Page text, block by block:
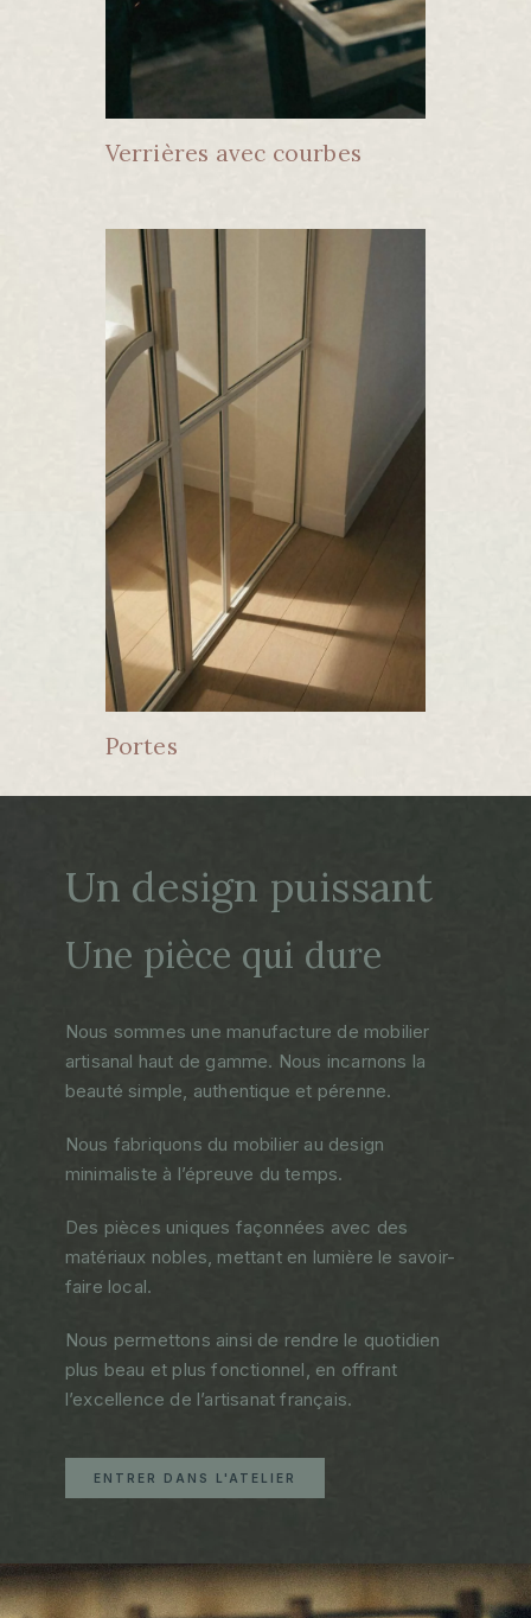
Verrières avec courbes
Portes
Un design puissant
Une pièce qui dure
Nous sommes une manufacture de mobilier
artisanal haut de gamme. Nous incarnons la
beauté simple, authentique et pérenne.
Nous fabriquons du mobilier au design
minimaliste à l’épreuve du temps.
Des pièces uniques façonnées avec des
matériaux nobles, mettant en lumière le savoir-
faire local.
Nous permettons ainsi de rendre le quotidien
plus beau et plus fonctionnel, en offrant
l’excellence de l’artisanat français.
ENTRER DANS L'ATELIER